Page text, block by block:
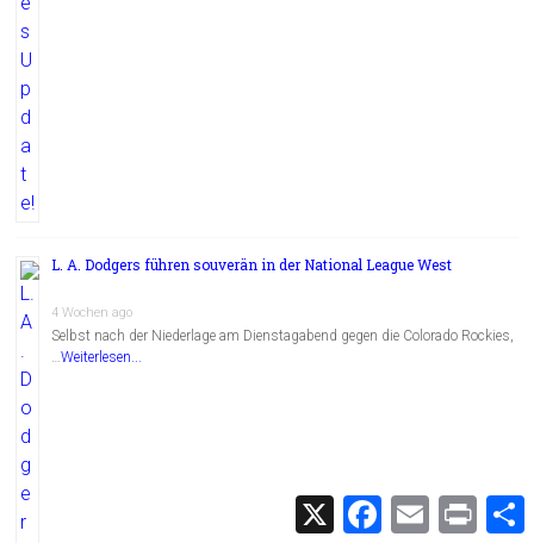
L. A. Dodgers führen souverän in der National League West
4 Wochen ago
Selbst nach der Niederlage am Dienstagabend gegen die Colorado Rockies,
…Weiterlesen...
X
F
E
m
P